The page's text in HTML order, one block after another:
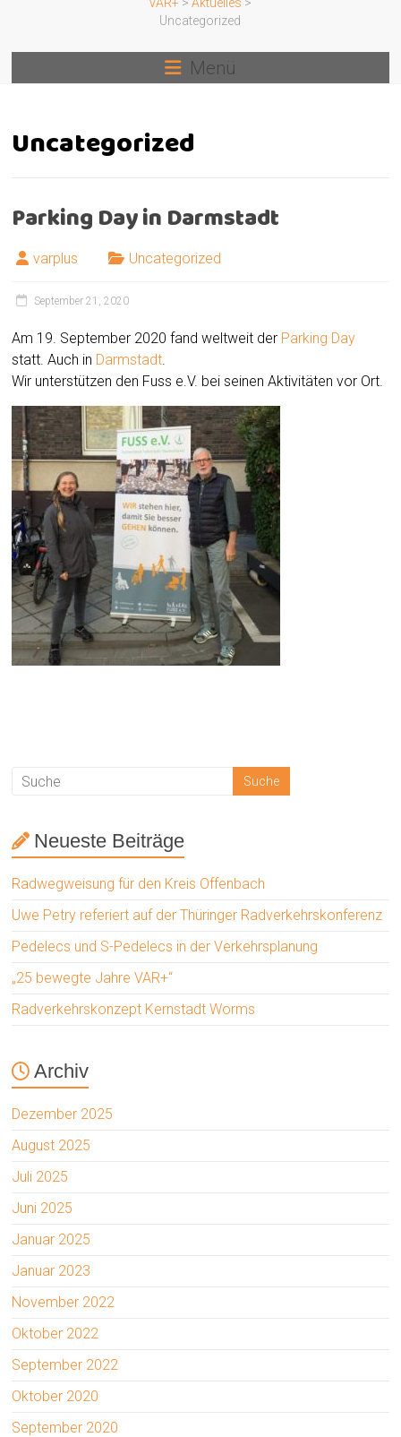
Uncategorized
Menü
Uncategorized
Parking Day in Darmstadt
varplus Uncategorized
September 21, 2020
Am 19. September 2020 fand weltweit der Parking Day
statt. Auch in Darmstadt.
Wir unterstützen den Fuss e.V. bei seinen Aktivitäten vor Ort.
Neueste Beiträge
Radwegweisung für den Kreis Offenbach
Uwe Petry referiert auf der Thüringer Radverkehrskonferenz
Pedelecs und S-Pedelecs in der Verkehrsplanung
„25 bewegte Jahre VAR+“
Radverkehrskonzept Kernstadt Worms
Archiv
Dezember 2025
August 2025
Juli 2025
Juni 2025
Januar 2025
Januar 2023
November 2022
Oktober 2022
September 2022
Oktober 2020
September 2020